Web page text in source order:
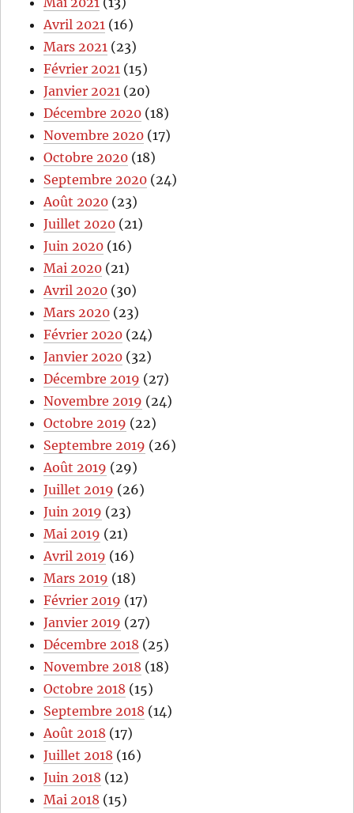
Avril 2021 (16)
Mars 2021 (23)
Février 2021 (15)
Janvier 2021 (20)
Décembre 2020 (18)
Novembre 2020 (17)
Octobre 2020 (18)
Septembre 2020 (24)
Août 2020 (23)
Juillet 2020 (21)
Juin 2020 (16)
Mai 2020 (21)
Avril 2020 (30)
Mars 2020 (23)
Février 2020 (24)
Janvier 2020 (32)
Décembre 2019 (27)
Novembre 2019 (24)
Octobre 2019 (22)
Septembre 2019 (26)
Août 2019 (29)
Juillet 2019 (26)
Juin 2019 (23)
Mai 2019 (21)
Avril 2019 (16)
Mars 2019 (18)
Février 2019 (17)
Janvier 2019 (27)
Décembre 2018 (25)
Novembre 2018 (18)
Octobre 2018 (15)
Septembre 2018 (14)
Août 2018 (17)
Juillet 2018 (16)
Juin 2018 (12)
Mai 2018 (15)